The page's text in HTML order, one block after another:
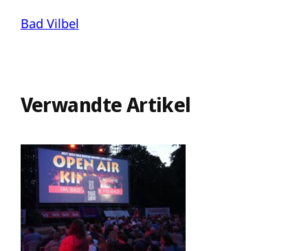
Bad Vilbel
Verwandte Artikel